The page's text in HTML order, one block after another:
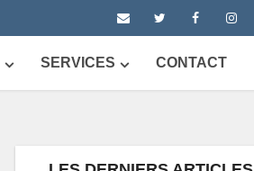
SERVICES CONTACT